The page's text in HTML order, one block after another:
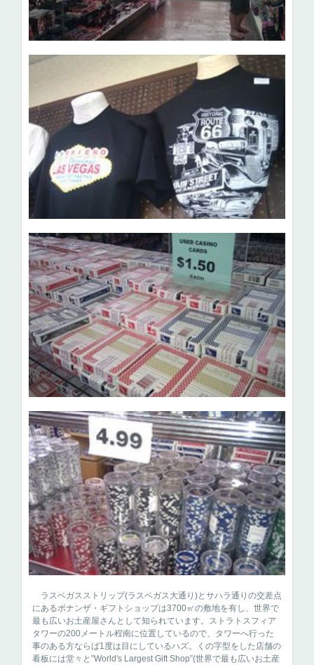
ラスベガスストリップ(ラスベガス大通り)とサハラ通りの交差点
にあるボナンザ・ギフトショップは3700㎡の敷地を有し、世界で
最も広いお土産屋さんとして知られています。ストラトスフィア
タワーの200メートル程南に位置しているので、タワーへ行った
事のある方ならば1度は目にしているハズ。くの字型をした店舗の
看板には堂々と”World's Largest Gift Shop”(世界で最も広いお土産